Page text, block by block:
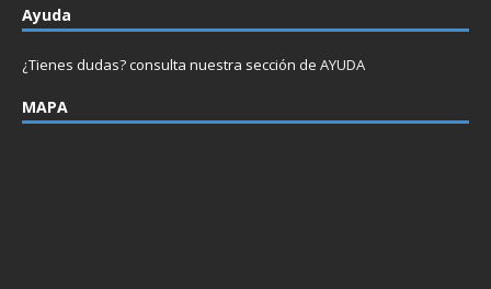
Ayuda
¿Tienes dudas? consulta nuestra sección de AYUDA
MAPA